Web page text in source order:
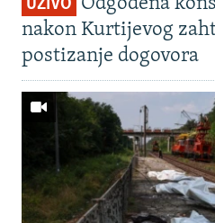
UŽIVO
nakon Kurtijevog
postizanje dogovora